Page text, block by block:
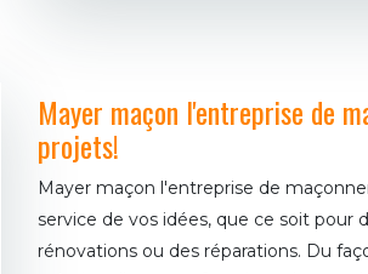
Mayer maçon l'entreprise de
projets!
Mayer maçon l'entreprise de
service de vos idées, que ce soit pour
rénovations ou des réparations. Du